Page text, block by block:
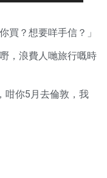
買？想要咩手信？」
，浪費人哋旅行嘅時
咁你5月去倫敦，我